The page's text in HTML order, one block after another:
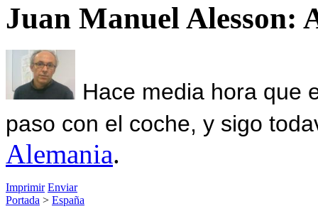
Juan Manuel Alesson:
Hace media hora que
paso con el coche, y sigo
Alemania.
Imprimir Enviar
Portada > España